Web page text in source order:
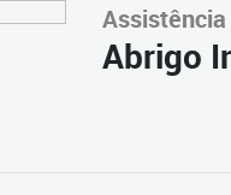
Abrigo